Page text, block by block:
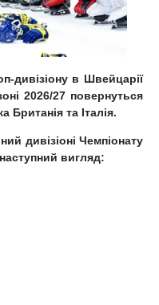
дивізіону в Швейцарії
2026/27 повернуться
Британія та Італія.
дивізіоні Чемпіонату
вигляд: